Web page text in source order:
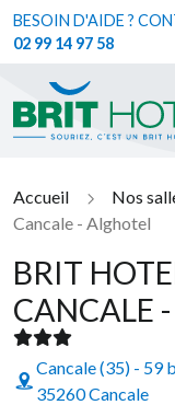
BESOIN D'AIDE ?
02 99 14 97 58
Brit Hotel
Accueil Nos
Cancale - Alghotel
BRIT
CANCALE
Cancale (35) - 59
35260 Cancale